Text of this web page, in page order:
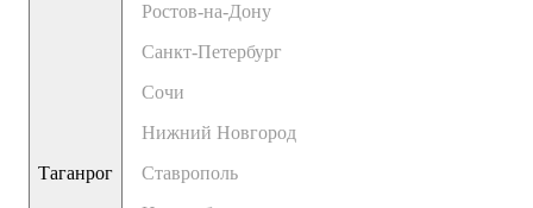
Таганрог
Ростов-на-Дону
Санкт-Петербург
Сочи
Нижний Новгород
Ставрополь